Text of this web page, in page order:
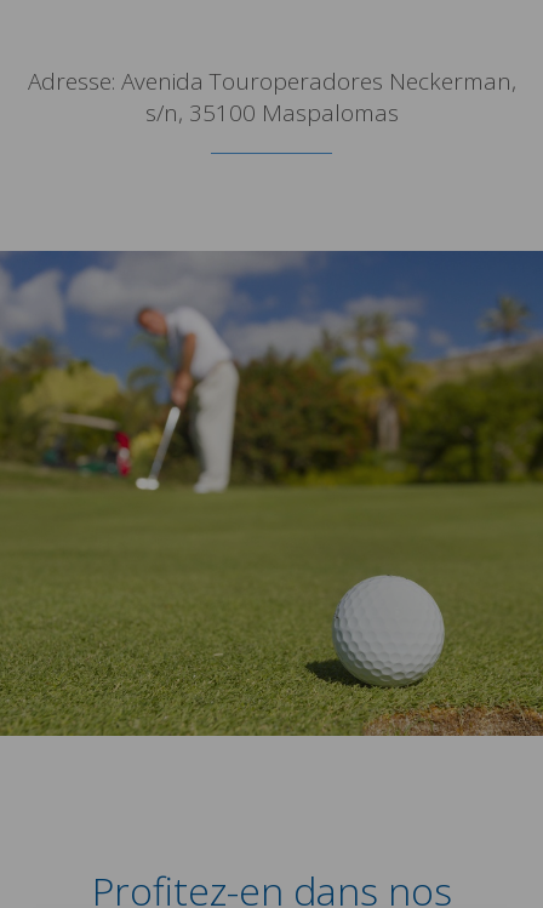
Adresse: Avenida Touroperadores Neckerman,
s/n, 35100 Maspalomas
Profitez-en dans nos